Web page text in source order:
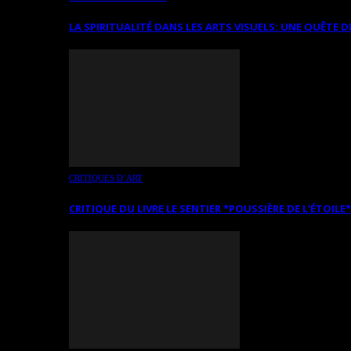
LA SPIRITUALITÉ DANS LES ARTS VISUELS: UNE QUÊTE
CRITIQUES D’ART
CRITIQUE DU LIVRE LE SENTIER *POUSSIÈRE DE L’ÉTOILE*